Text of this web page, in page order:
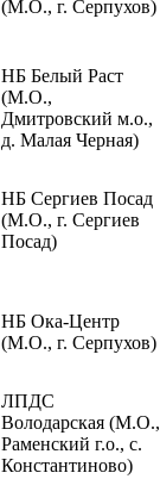
(М.О., г. Серпухов)
НБ Белый Раст
(М.О.,
Дмитровский м.о.,
д. Малая Черная)
НБ Сергиев Посад
(М.О., г. Сергиев
Посад)
НБ Ока-Центр
(М.О., г. Серпухов)
ЛПДС
Володарская (М.О.,
Раменский г.о., с.
Константиново)